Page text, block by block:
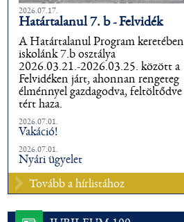
2026.07.17.
Határtalanul 7. b - Felvidék
A Határtalanul Program keretében
iskolánk 7.b osztálya
2026.03.21.-2026.03.25. között a
Felvidéken járt, ahonnan rengeteg
élménnyel gazdagodva, feltöltődve
tért haza.
2026.07.01.
Vakáció!
2026.07.01.
Nyári ügyelet
Tovább a hírlistához